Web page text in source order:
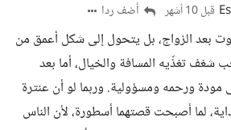
قبل 10 أشهر أضف ردا
بعد الزواج، بل يتحول إلى شكل أعمق من
شغف تغذّيه المسافة والخيال، أما بعد
مودة ورحمه ومسؤولية. وربما لو أن عنترة
لما أصبحت قصتهما أسطورة، لأن الناس